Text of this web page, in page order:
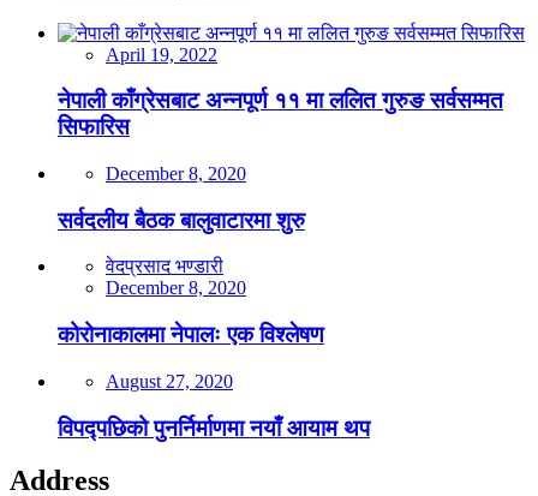
April 19, 2022
नेपाली काँग्रेसबाट अन्नपूर्ण ११ मा ललित गुरुङ सर्वसम्मत
सिफारिस
December 8, 2020
सर्वदलीय बैठक बालुवाटारमा शुरु
वेदप्रसाद भण्डारी
December 8, 2020
कोरोनाकालमा नेपालः एक विश्लेषण
August 27, 2020
विपद्पछिको पुनर्निर्माणमा नयाँ आयाम थप
Address